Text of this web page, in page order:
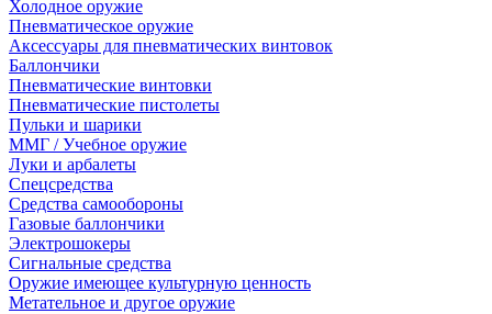
Холодное оружие
Пневматическое оружие
Аксессуары для пневматических винтовок
Баллончики
Пневматические винтовки
Пневматические пистолеты
Пульки и шарики
ММГ / Учебное оружие
Луки и арбалеты
Спецсредства
Средства самообороны
Газовые баллончики
Электрошокеры
Сигнальные средства
Оружие имеющее культурную ценность
Метательное и другое оружие